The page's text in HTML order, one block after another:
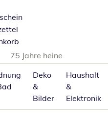
75 Jahre heine
Deko
&
Bilder
Haushalt
&
Elektronik